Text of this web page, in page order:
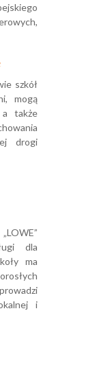
szkół
mogą
a także
drogi
dla
ma
i